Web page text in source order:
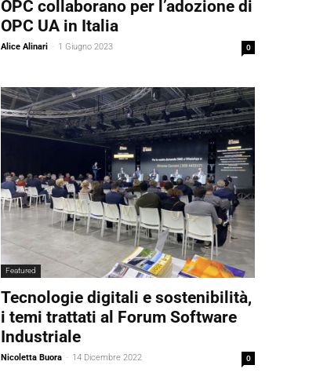
OPC collaborano per l’adozione di
OPC UA in Italia
Alice Alinari - 1 Giugno 2023 0
Featured
Tecnologie digitali e sostenibilità,
i temi trattati al Forum Software
Industriale
Nicoletta Buora - 14 Dicembre 2022 0